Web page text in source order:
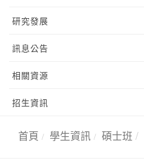
研究發展
訊息公告
相關資源
招生資訊
首頁 學生資訊 碩士班